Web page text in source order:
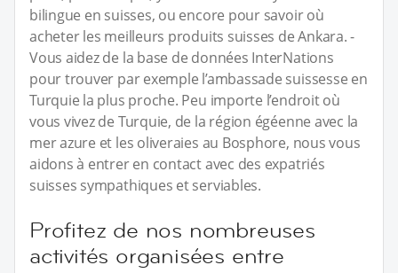
bilingue en suisses, ou encore pour savoir où
acheter les meilleurs produits suisses de Ankara. -
Vous aidez de la base de données InterNations
pour trouver par exemple l’ambassade suissesse en
Turquie la plus proche. Peu importe l’endroit où
vous vivez de Turquie, de la région égéenne avec la
mer azure et les oliveraies au Bosphore, nous vous
aidons à entrer en contact avec des expatriés
suisses sympathiques et serviables.
Profitez de nos nombreuses
activités organisées entre